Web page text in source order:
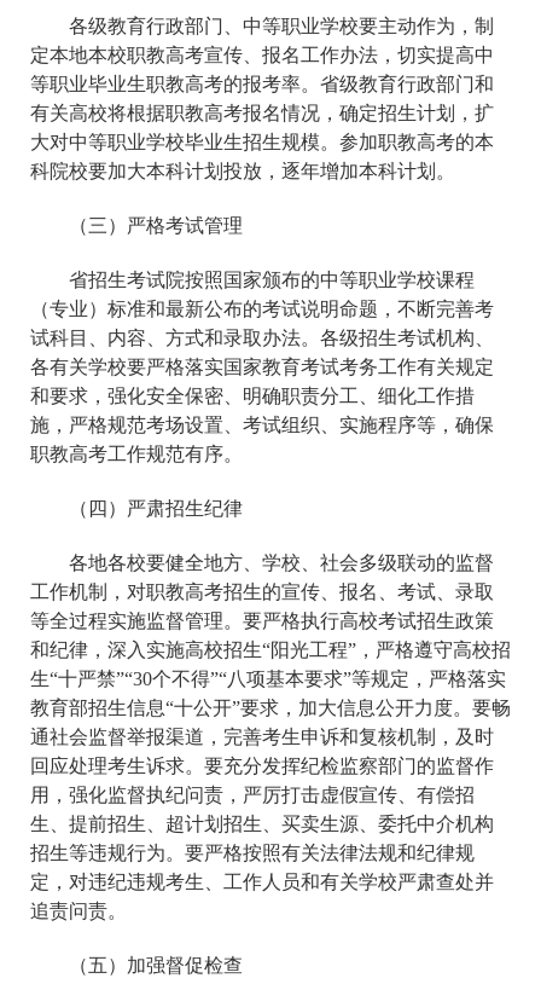
各级教育行政部门、中等职业学校要主动作为，制
定本地本校职教高考宣传、报名工作办法，切实提高中
等职业毕业生职教高考的报考率。省级教育行政部门和
有关高校将根据职教高考报名情况，确定招生计划，扩
大对中等职业学校毕业生招生规模。参加职教高考的本
科院校要加大本科计划投放，逐年增加本科计划。
（三）严格考试管理
省招生考试院按照国家颁布的中等职业学校课程
（专业）标准和最新公布的考试说明命题，不断完善考
试科目、内容、方式和录取办法。各级招生考试机构、
各有关学校要严格落实国家教育考试考务工作有关规定
和要求，强化安全保密、明确职责分工、细化工作措
施，严格规范考场设置、考试组织、实施程序等，确保
职教高考工作规范有序。
（四）严肃招生纪律
各地各校要健全地方、学校、社会多级联动的监督
工作机制，对职教高考招生的宣传、报名、考试、录取
等全过程实施监督管理。要严格执行高校考试招生政策
和纪律，深入实施高校招生“阳光工程”，严格遵守高校招
生“十严禁”“30个不得”“八项基本要求”等规定，严格落实
教育部招生信息“十公开”要求，加大信息公开力度。要畅
通社会监督举报渠道，完善考生申诉和复核机制，及时
回应处理考生诉求。要充分发挥纪检监察部门的监督作
用，强化监督执纪问责，严厉打击虚假宣传、有偿招
生、提前招生、超计划招生、买卖生源、委托中介机构
招生等违规行为。要严格按照有关法律法规和纪律规
定，对违纪违规考生、工作人员和有关学校严肃查处并
追责问责。
（五）加强督促检查